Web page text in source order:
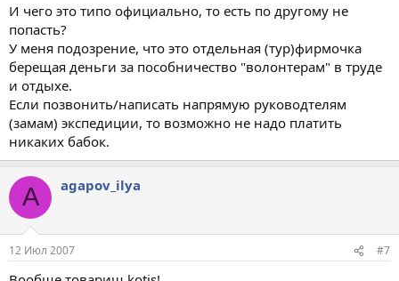
И чего это типо официально, то есть по другому не
попасть?
У меня подозрение, что это отдельная (тур)фирмочка
берещая деньги за пособничество "волонтерам" в труде
и отдыхе.
Если позвонить/написать напрямую руководтелям
(замам) экспедиции, то возможно не надо платить
никаких бабок.
A agapov_ilya
12 Июл 2007 #7